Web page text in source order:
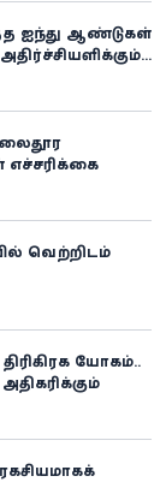
ஐந்து ஆண்டுகள்
எச்சரிக்கை
வெற்றிடம்
யோகம்..